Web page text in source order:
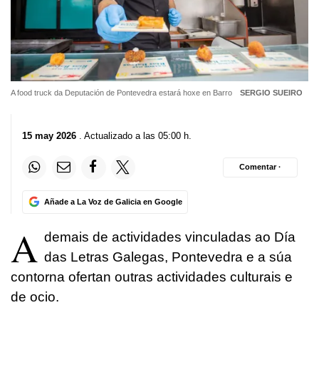
A food truck da Deputación de Pontevedra estará hoxe en Barro SERGIO SUEIRO
15 may 2026 . Actualizado a las 05:00 h.
Añade a La Voz de Galicia en Google
Comentar ·
A demais de actividades vinculadas ao Día
das Letras Galegas, Pontevedra e a súa
contorna ofertan outras actividades culturais e
de ocio.